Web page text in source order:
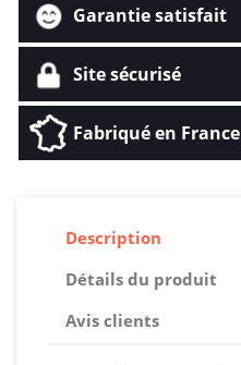
Garantie satisfait
Site sécurisé
Fabriqué en France
Description
Détails du produit
Avis clients